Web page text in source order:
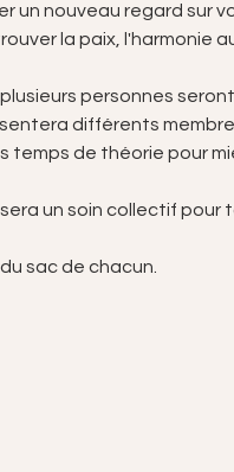
un nouveau regard sur
la paix, l'harmonie
personnes
différents
temps de théorie pour
un soin collectif pour
sac de chacun.